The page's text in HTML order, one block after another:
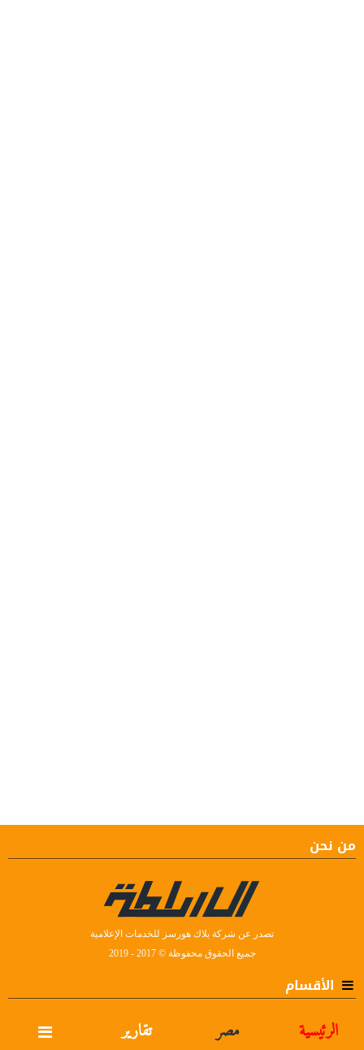
من نحن
تصدر عن شركة بلاك هورسز للخدمات الإعلامية
جميع الحقوق محفوظة © 2017 - 2019
الأقسام
الرئيسية مصر تقارير